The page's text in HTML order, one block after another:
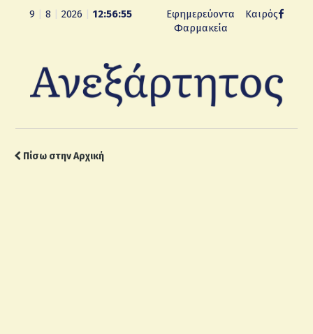
9 8 2026 12:56:56
Εφημερεύοντα
Φαρμακεία
Καιρός
Πίσω στην Αρχική